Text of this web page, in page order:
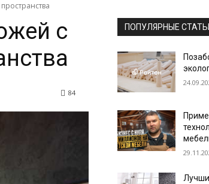
с
84
ПОПУЛЯРНЫЕ